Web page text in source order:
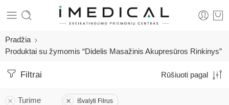
Pradžia
Produktai su žymomis “Didelis Masažinis Akupresūros Rinkinys”
Filtrai Rūšiuoti pagal
Turime Išvalyti Filrus